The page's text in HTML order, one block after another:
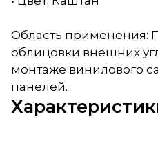
Область применения:
облицовки внешних
монтаже винилового
панелей.